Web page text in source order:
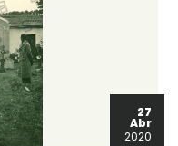
27
Abr
2020